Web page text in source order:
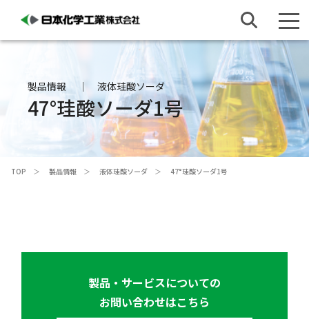
製品情報 液体珪酸ソーダ
47°珪酸ソーダ1号
TOP 製品情報 液体珪酸ソーダ 47°珪酸ソーダ1号
製品・サービスについての
お問い合わせはこちら